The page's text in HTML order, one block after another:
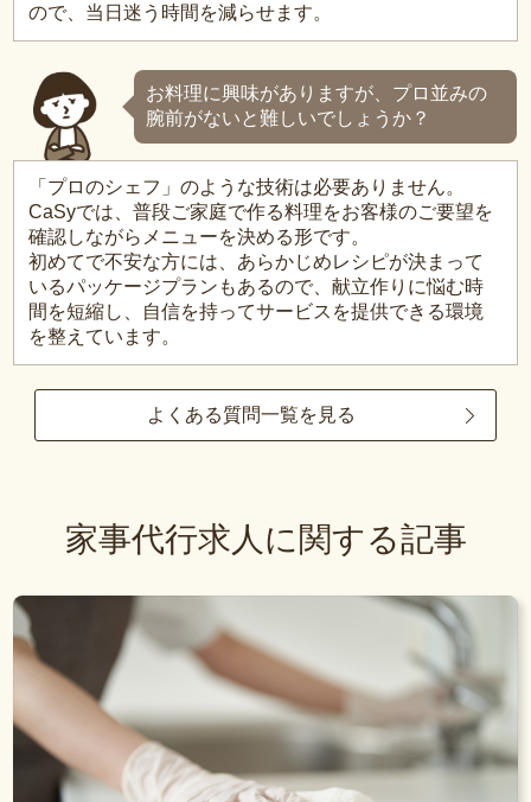
ので、当日迷う時間を減らせます。
お料理に興味がありますが、プロ並みの
腕前がないと難しいでしょうか？
「プロのシェフ」のような技術は必要ありません。
CaSyでは、普段ご家庭で作る料理をお客様のご要望を
確認しながらメニューを決める形です。
初めてで不安な方には、あらかじめレシピが決まって
いるパッケージプランもあるので、献立作りに悩む時
間を短縮し、自信を持ってサービスを提供できる環境
を整えています。
よくある質問一覧を見る
家事代行求人に関する記事